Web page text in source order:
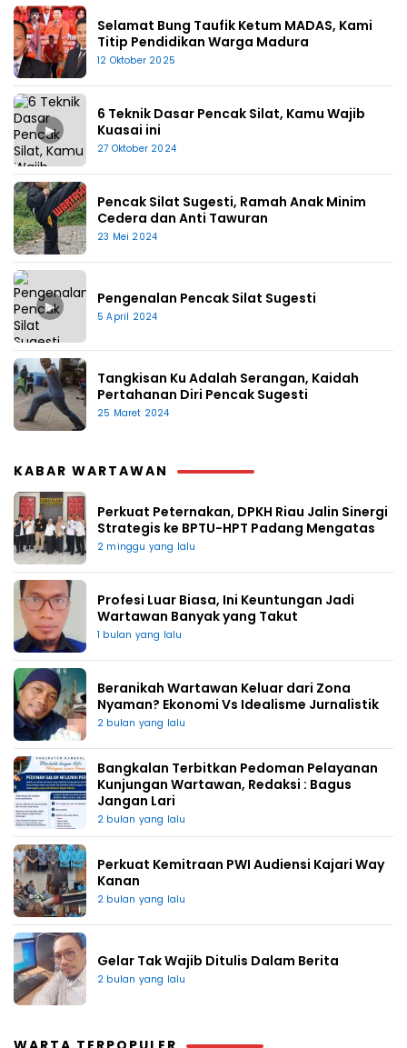
Selamat Bung Taufik Ketum MADAS, Kami
Titip Pendidikan Warga Madura
12 Oktober 2025
▶
6 Teknik Dasar Pencak Silat, Kamu Wajib
Kuasai ini
27 Oktober 2024
Pencak Silat Sugesti, Ramah Anak Minim
Cedera dan Anti Tawuran
23 Mei 2024
▶ Pengenalan Pencak Silat Sugesti
5 April 2024
Tangkisan Ku Adalah Serangan, Kaidah
Pertahanan Diri Pencak Sugesti
25 Maret 2024
KABAR WARTAWAN
Perkuat Peternakan, DPKH Riau Jalin Sinergi
Strategis ke BPTU-HPT Padang Mengatas
2 minggu yang lalu
Profesi Luar Biasa, Ini Keuntungan Jadi
Wartawan Banyak yang Takut
1 bulan yang lalu
Beranikah Wartawan Keluar dari Zona
Nyaman? Ekonomi Vs Idealisme Jurnalistik
2 bulan yang lalu
Bangkalan Terbitkan Pedoman Pelayanan
Kunjungan Wartawan, Redaksi : Bagus
Jangan Lari
2 bulan yang lalu
Perkuat Kemitraan PWI Audiensi Kajari Way
Kanan
2 bulan yang lalu
Gelar Tak Wajib Ditulis Dalam Berita
2 bulan yang lalu